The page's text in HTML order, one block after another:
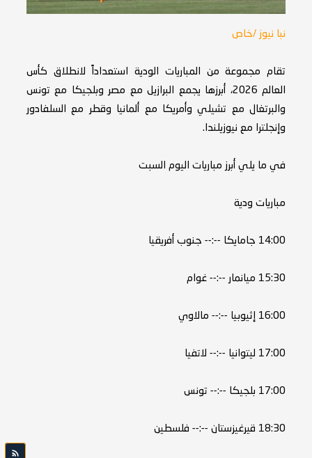
نبا نيوز /خاص
تقام مجموعة من المباريات الودية استعداداً لانطلاق كأس
العالم 2026، أبرزها يجمع البرازيل مع مصر وبلجيكا مع تونس
والبرتغال مع تشيلي وأمريكا مع ألمانيا وقطر مع السلفادور
وإنجلترا مع نيوزيلندا.
في ما يلي أبرز مباريات اليوم السبت
مباريات ودية
14:00 جامايكا --:-- جنوب أفريقيا
15:30 ميانمار --:-- غوام
16:00 إثيوبيا --:-- مالاوي
17:00 ليتوانيا --:-- لاتفيا
17:00 بلجيكا --:-- تونس
18:30 قيرغيزستان --:-- فلسطين